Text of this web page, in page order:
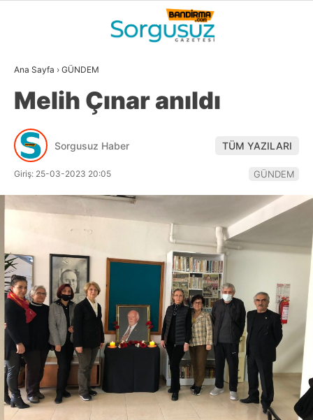
WhatsApp İhbar
Hattı
Facebook
21.4
BALIKESIR
GALERİ YAZARLAR
DÜNYA
SİYASET
EKONOMİ
MAGAZİN
EĞİTİM
DİĞER
Ana Sayfa › GÜNDEM
Melih Çınar anıldı
Sorgusuz Haber TÜM YAZILARI
Giriş: 25-03-2023 20:05 GÜNDEM